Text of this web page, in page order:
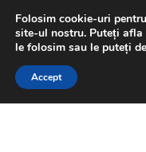
LIVRARE de la
luni-vineri 9 a.m.
Sari
Sari
Folosim cookie-uri
site-ul nostru. Puteți afla
le folosim sau le puteți
Accept